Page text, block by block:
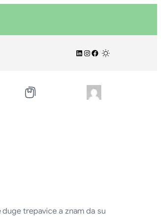
LinkedIn
Instagram
Facebook
trepavice a znam da su